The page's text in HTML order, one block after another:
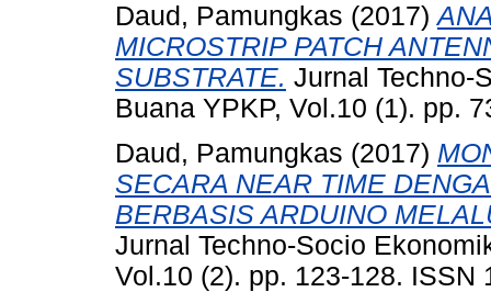
Daud, Pamungkas (2017)
MICROSTRIP PATCH
SUBSTRATE. Jurnal Techno-
Buana YPKP, Vol.10 (1). pp.
Daud, Pamungkas (2017)
SECARA NEAR TIME
BERBASIS ARDUINO
Jurnal Techno-Socio
Vol.10 (2). pp. 123-128. ISSN